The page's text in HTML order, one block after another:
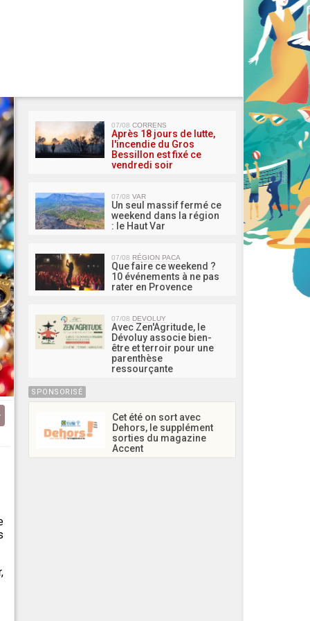
MA
07/08 CORRENS
Après 18 jours de lutte,
l'incendie du Gros
Bessillon est fixé ce
vendredi soir
07/08 VAR
Un seul massif fermé ce
weekend dans la région
: le Haut Var
07/08 RÉGION PACA
Que faire ce weekend ?
10 événements à ne pas
rater en Provence
07/08 DEVOLUY
Avec Zen'Agritude, le
Dévoluy associe bien-
être et terroir pour une
parenthèse
ressourçante
SPONSORISÉ
Cet été on sort avec
Dehors, le supplément
sorties du magazine
Accent